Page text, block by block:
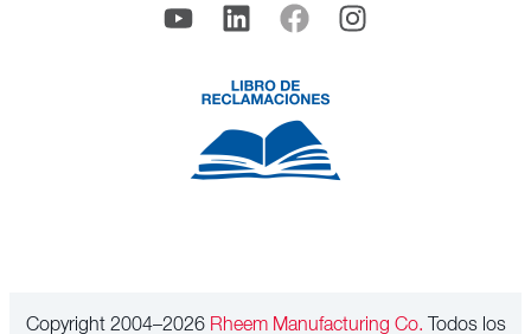
Copyright 2004–2026Rheem Manufacturing Co. Todos los